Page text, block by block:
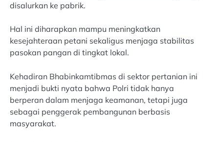
disalurkan ke pabrik.
Hal ini diharapkan mampu meningkatkan
kesejahteraan petani sekaligus menjaga stabilitas
pasokan pangan di tingkat lokal.
Kehadiran Bhabinkamtibmas di sektor pertanian ini
menjadi bukti nyata bahwa Polri tidak hanya
berperan dalam menjaga keamanan, tetapi juga
sebagai penggerak pembangunan berbasis
masyarakat.